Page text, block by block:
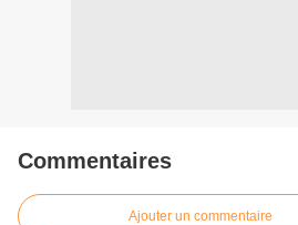
Commentaires
Ajouter un commentaire